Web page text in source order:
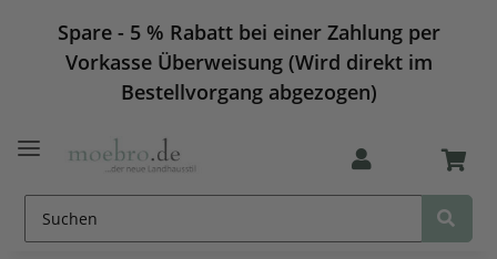
Spare - 5 % Rabatt bei einer Zahlung per
Vorkasse Überweisung (Wird direkt im
Bestellvorgang abgezogen)